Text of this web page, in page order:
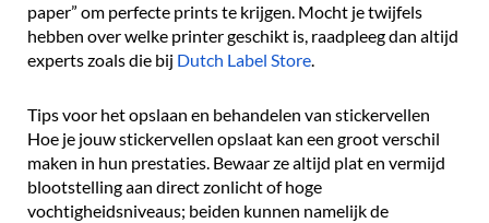
paper” om perfecte prints te krijgen. Mocht je twijfels
hebben over welke printer geschikt is, raadpleeg dan altijd
experts zoals die bij Dutch Label Store.
Tips voor het opslaan en behandelen van stickervellen
Hoe je jouw stickervellen opslaat kan een groot verschil
maken in hun prestaties. Bewaar ze altijd plat en vermijd
blootstelling aan direct zonlicht of hoge
vochtigheidsniveaus; beiden kunnen namelijk de